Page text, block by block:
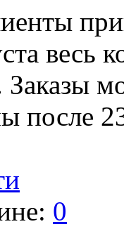
весь
Заказы
после
0